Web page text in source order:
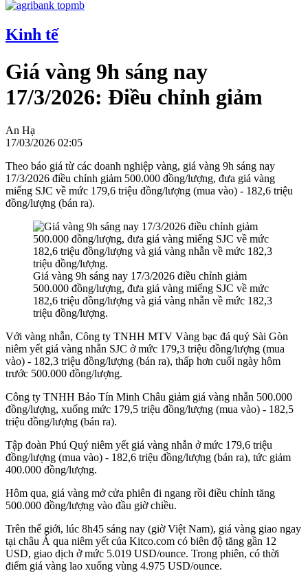
Kinh tế
Giá vàng 9h sáng nay
17/3/2026: Điều chỉnh giảm
An Hạ
17/03/2026 02:05
Theo báo giá từ các doanh nghiệp vàng, giá vàng 9h sáng nay
17/3/2026 điều chỉnh giảm 500.000 đồng/lượng, đưa giá vàng
miếng SJC về mức 179,6 triệu đồng/lượng (mua vào) - 182,6 triệu
đồng/lượng (bán ra).
Giá vàng 9h sáng nay 17/3/2026 điều chỉnh giảm
500.000 đồng/lượng, đưa giá vàng miếng SJC về mức
182,6 triệu đồng/lượng và giá vàng nhẫn về mức 182,3
triệu đồng/lượng.
Với vàng nhẫn, Công ty TNHH MTV Vàng bạc đá quý Sài Gòn
niêm yết giá vàng nhẫn SJC ở mức 179,3 triệu đồng/lượng (mua
vào) - 182,3 triệu đồng/lượng (bán ra), thấp hơn cuối ngày hôm
trước 500.000 đồng/lượng.
Công ty TNHH Bảo Tín Minh Châu giảm giá vàng nhẫn 500.000
đồng/lượng, xuống mức 179,5 triệu đồng/lượng (mua vào) - 182,5
triệu đồng/lượng (bán ra).
Tập đoàn Phú Quý niêm yết giá vàng nhẫn ở mức 179,6 triệu
đồng/lượng (mua vào) - 182,6 triệu đồng/lượng (bán ra), tức giảm
400.000 đồng/lượng.
Hôm qua, giá vàng mở cửa phiên đi ngang rồi điều chỉnh tăng
500.000 đồng/lượng vào đầu giờ chiều.
Trên thế giới, lúc 8h45 sáng nay (giờ Việt Nam), giá vàng giao ngay
tại châu Á qua niêm yết của Kitco.com có biên độ tăng gần 12
USD, giao dịch ở mức 5.019 USD/ounce. Trong phiên, có thời
điểm giá vàng lao xuống vùng 4.975 USD/ounce.